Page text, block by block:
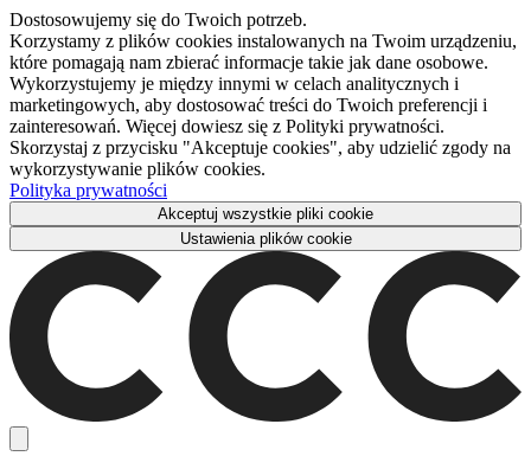
Dostosowujemy się do Twoich potrzeb.
Korzystamy z plików cookies instalowanych na Twoim urządzeniu,
które pomagają nam zbierać informacje takie jak dane osobowe.
Wykorzystujemy je między innymi w celach analitycznych i
marketingowych, aby dostosować treści do Twoich preferencji i
zainteresowań. Więcej dowiesz się z Polityki prywatności.
Skorzystaj z przycisku "Akceptuje cookies", aby udzielić zgody na
wykorzystywanie plików cookies.
Polityka prywatności
Akceptuj wszystkie pliki cookie
Ustawienia plików cookie